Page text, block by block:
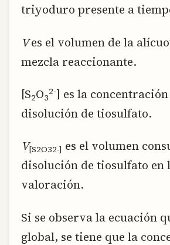
triyoduro presente a
Ves el volumen de la
mezcla reaccionante.
[S2O3
2-] es la
disolución de tiosulfato.
V[S2O32-] es el volumen
disolución de tiosulfato en
valoración.
Si se observa la ecuación
global, se tiene que la